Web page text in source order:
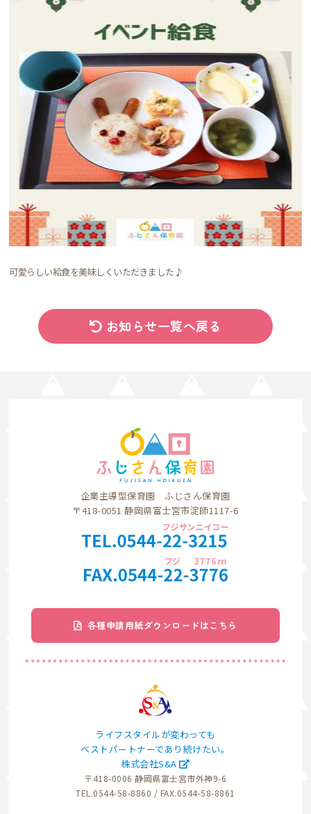
可愛らしい給食を美味しくいただきました♪
お知らせ一覧へ戻る
企業主導型保育園 ふじさん保育園
〒418-0051 静岡県富士宮市淀師1117-6
各種申請用紙ダウンロードはこちら
ライフスタイルが変わっても
ベストパートナーであり続けたい。
株式会社S&A
〒418-0006 静岡県富士宮市外神9-6
TEL.0544-58-8860 / FAX.0544-58-8861